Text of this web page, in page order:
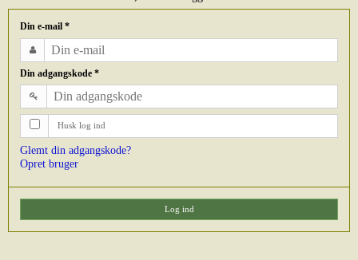
Din e-mail *
Din adgangskode *
Husk log ind
Glemt din adgangskode?
Opret bruger
Log ind